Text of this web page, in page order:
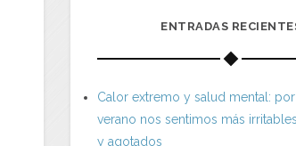
ENTRADAS
Calor extremo y salud mental:
verano nos sentimos más
y agotados